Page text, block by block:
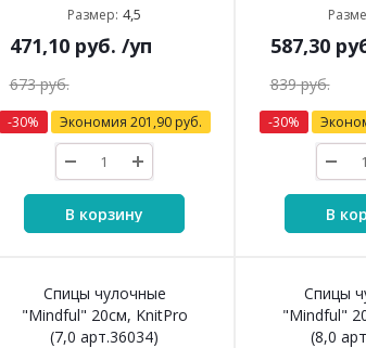
Размер: 4,5
471,10руб. /уп
673руб.
-30% Экономия 201,90руб.
В корзину
587,30
839руб.
-30%
В
Спицы чулочные
"Mindful" 20см, KnitPro
(7,0 арт.36034)
Спицы
"Mindful"
(8,0